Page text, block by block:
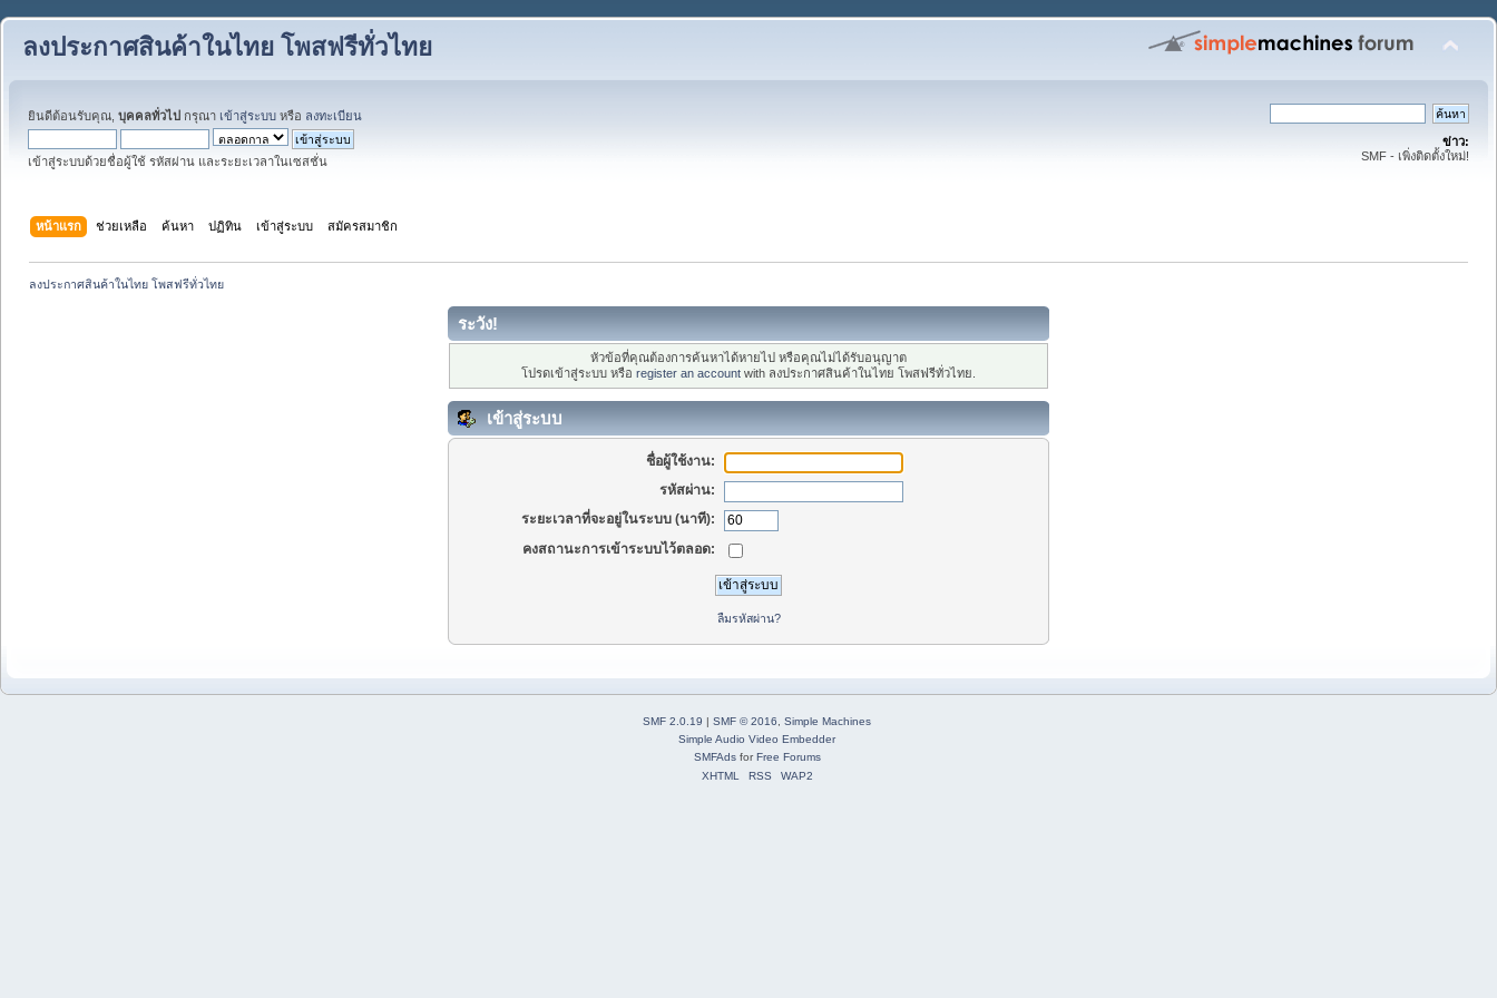
ลงประกาศสินค้าในไทย โพสฟรีทั่วไทย
ยินดีต้อนรับคุณ, บุคคลทั่วไป กรุณา เข้าสู่ระบบ หรือ ลงทะเบียน
เข้าสู่ระบบด้วยชื่อผู้ใช้ รหัสผ่าน และระยะเวลาในเซสชั่น
ข่าว:
SMF - เพิ่งติดตั้งใหม่!
หน้าแรก ช่วยเหลือ ค้นหา ปฏิทิน เข้าสู่ระบบ สมัครสมาชิก
ลงประกาศสินค้าในไทย โพสฟรีทั่วไทย
ระวัง!
หัวข้อที่คุณต้องการค้นหาได้หายไป หรือคุณไม่ได้รับอนุญาต
โปรดเข้าสู่ระบบ หรือ register an account with ลงประกาศสินค้าในไทย โพสฟรีทั่วไทย.
เข้าสู่ระบบ
ชื่อผู้ใช้งาน:
รหัสผ่าน:
ระยะเวลาที่จะอยู่ในระบบ (นาที):
คงสถานะการเข้าระบบไว้ตลอด:
ลืมรหัสผ่าน?
SMF 2.0.19 | SMF © 2016
Simple Machines
Simple Audio Video Embedder
SMFAdsforFree Forums
XHTML
RSS WAP2